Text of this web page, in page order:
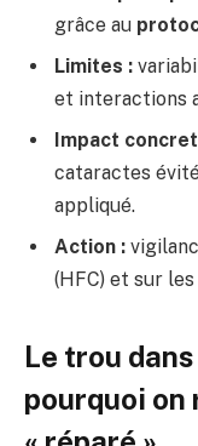
grâce au
Limites :
et interactions
Impact
cataractes
appliqué.
Action :
(HFC) et sur
Le trou dans
pourquoi on